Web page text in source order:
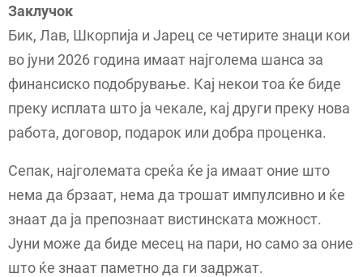
Заклучок
Бик, Лав, Шкорпија и Јарец се четирите знаци кои
во јуни 2026 година имаат најголема шанса за
финансиско подобрување. Кај некои тоа ќе биде
преку исплата што ја чекале, кај други преку нова
работа, договор, подарок или добра проценка.
Сепак, најголемата среќа ќе ја имаат оние што
нема да брзаат, нема да трошат импулсивно и ќе
знаат да ја препознаат вистинската можност.
Јуни може да биде месец на пари, но само за оние
што ќе знаат паметно да ги задржат.